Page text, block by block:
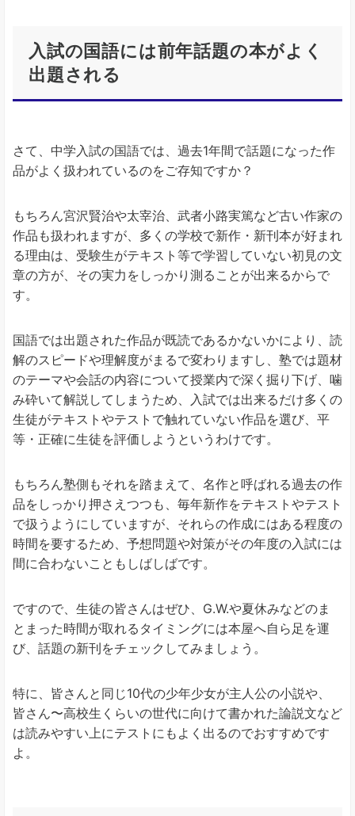
入試の国語には前年話題の本がよく
出題される
さて、中学入試の国語では、過去1年間で話題になった作
品がよく扱われているのをご存知ですか？
もちろん宮沢賢治や太宰治、武者小路実篤など古い作家の
作品も扱われますが、多くの学校で新作・新刊本が好まれ
る理由は、受験生がテキスト等で学習していない初見の文
章の方が、その実力をしっかり測ることが出来るからで
す。
国語では出題された作品が既読であるかないかにより、読
解のスピードや理解度がまるで変わりますし、塾では題材
のテーマや会話の内容について授業内で深く掘り下げ、噛
み砕いて解説してしまうため、入試では出来るだけ多くの
生徒がテキストやテストで触れていない作品を選び、平
等・正確に生徒を評価しようというわけです。
もちろん塾側もそれを踏まえて、名作と呼ばれる過去の作
品をしっかり押さえつつも、毎年新作をテキストやテスト
で扱うようにしていますが、それらの作成にはある程度の
時間を要するため、予想問題や対策がその年度の入試には
間に合わないこともしばしばです。
ですので、生徒の皆さんはぜひ、G.W.や夏休みなどのま
とまった時間が取れるタイミングには本屋へ自ら足を運
び、話題の新刊をチェックしてみましょう。
特に、皆さんと同じ10代の少年少女が主人公の小説や、
皆さん〜高校生くらいの世代に向けて書かれた論説文など
は読みやすい上にテストにもよく出るのでおすすめです
よ。